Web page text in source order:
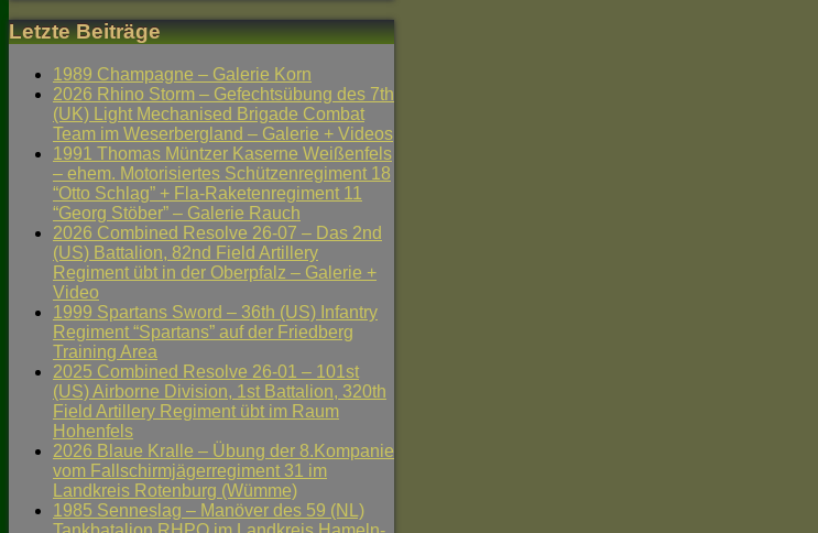
Letzte Beiträge
1989 Champagne – Galerie Korn
2026 Rhino Storm – Gefechtsübung des 7th
(UK) Light Mechanised Brigade Combat
Team im Weserbergland – Galerie + Videos
1991 Thomas Müntzer Kaserne Weißenfels
– ehem. Motorisiertes Schützenregiment 18
“Otto Schlag” + Fla-Raketenregiment 11
“Georg Stöber” – Galerie Rauch
2026 Combined Resolve 26-07 – Das 2nd
(US) Battalion, 82nd Field Artillery
Regiment übt in der Oberpfalz – Galerie +
Video
1999 Spartans Sword – 36th (US) Infantry
Regiment “Spartans” auf der Friedberg
Training Area
2025 Combined Resolve 26-01 – 101st
(US) Airborne Division, 1st Battalion, 320th
Field Artillery Regiment übt im Raum
Hohenfels
2026 Blaue Kralle – Übung der 8.Kompanie
vom Fallschirmjägerregiment 31 im
Landkreis Rotenburg (Wümme)
1985 Senneslag – Manöver des 59 (NL)